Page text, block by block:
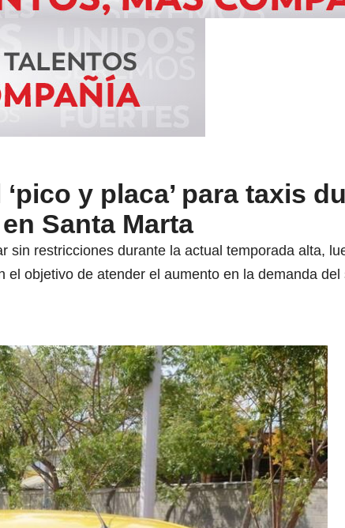
y placa’ para taxis
Santa Marta
sin restricciones durante la actual temporada alta,
el objetivo de atender el aumento en la demanda